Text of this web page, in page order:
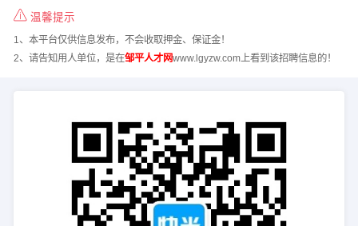
温馨提示
1、本平台仅供信息发布，不会收取押金、保证金！
2、请告知用人单位，是在邹平人才网www.lgyzw.com上看到该招聘信息的！